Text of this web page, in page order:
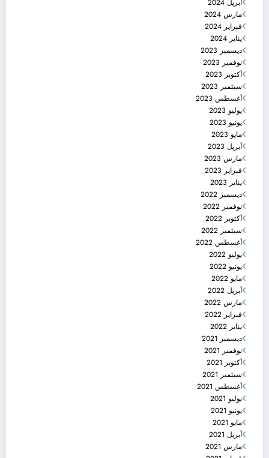
أبريل 2024
مارس 2024
فبراير 2024
يناير 2024
ديسمبر 2023
نوفمبر 2023
أكتوبر 2023
سبتمبر 2023
أغسطس 2023
يوليو 2023
يونيو 2023
مايو 2023
أبريل 2023
مارس 2023
فبراير 2023
يناير 2023
ديسمبر 2022
نوفمبر 2022
أكتوبر 2022
سبتمبر 2022
أغسطس 2022
يوليو 2022
يونيو 2022
مايو 2022
أبريل 2022
مارس 2022
فبراير 2022
يناير 2022
ديسمبر 2021
نوفمبر 2021
أكتوبر 2021
سبتمبر 2021
أغسطس 2021
يوليو 2021
يونيو 2021
مايو 2021
أبريل 2021
مارس 2021